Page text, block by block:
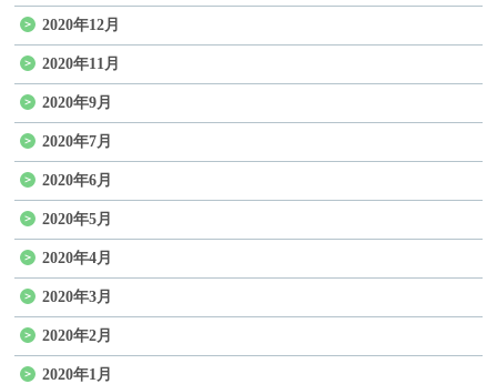
2020年12月
2020年11月
2020年9月
2020年7月
2020年6月
2020年5月
2020年4月
2020年3月
2020年2月
2020年1月